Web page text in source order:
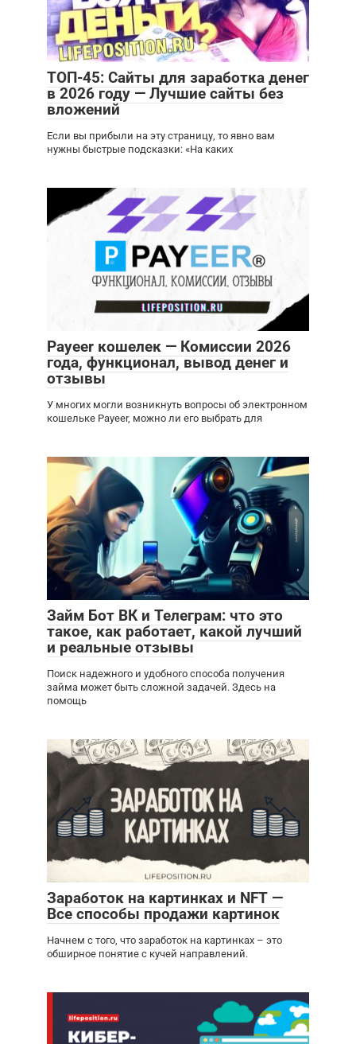
ТОП-45: Сайты для заработка денег
в 2026 году — Лучшие сайты без
вложений
Если вы прибыли на эту страницу, то явно вам
нужны быстрые подсказки: «На каких
Payeer кошелек — Комиссии 2026
года, функционал, вывод денег и
отзывы
У многих могли возникнуть вопросы об электронном
кошельке Payeer, можно ли его выбрать для
Займ Бот ВК и Телеграм: что это
такое, как работает, какой лучший
и реальные отзывы
Поиск надежного и удобного способа получения
займа может быть сложной задачей. Здесь на
помощь
Заработок на картинках и NFT —
Все способы продажи картинок
Начнем с того, что заработок на картинках – это
обширное понятие с кучей направлений.